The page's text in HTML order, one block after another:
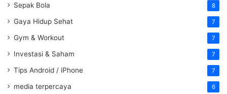
Sepak Bola 8
Gaya Hidup Sehat 7
Gym & Workout 7
Investasi & Saham 7
Tips Android / iPhone 7
media terpercaya 6